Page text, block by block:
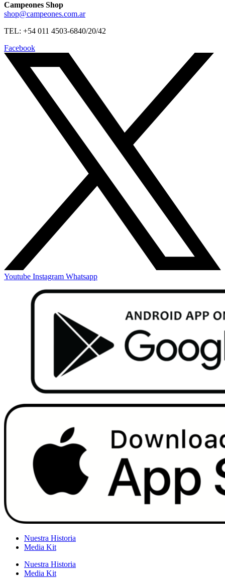
Campeones Shop
shop@campeones.com.ar
TEL: +54 011 4503-6840/20/42
Facebook
Youtube Instagram Whatsapp
Nuestra Historia
Media Kit
Nuestra Historia
Media Kit